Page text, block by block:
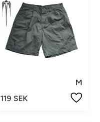
M
119 SEK